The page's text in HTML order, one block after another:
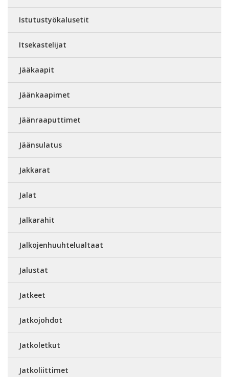
Istutustyökalusetit
Itsekastelijat
Jääkaapit
Jäänkaapimet
Jäänraaputtimet
Jäänsulatus
Jakkarat
Jalat
Jalkarahit
Jalkojenhuuhtelualtaat
Jalustat
Jatkeet
Jatkojohdot
Jatkoletkut
Jatkoliittimet